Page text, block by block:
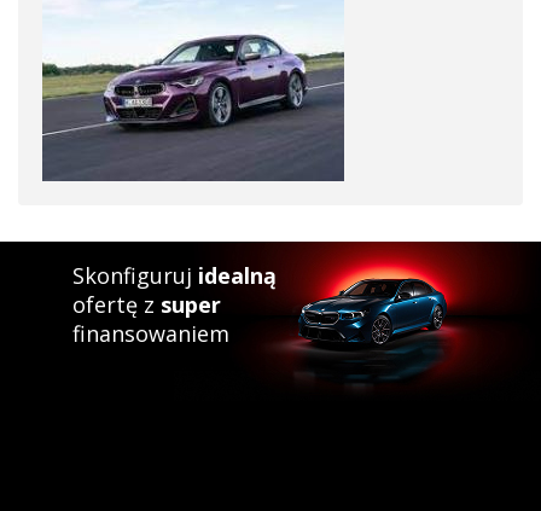
Skonfiguruj idealną
ofertę z super
finansowaniem